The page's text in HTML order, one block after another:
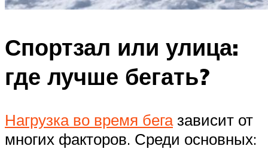
Спортзал или улица:
где лучше бегать?
Нагрузка во время бегазависит от
многих факторов. Среди основных: